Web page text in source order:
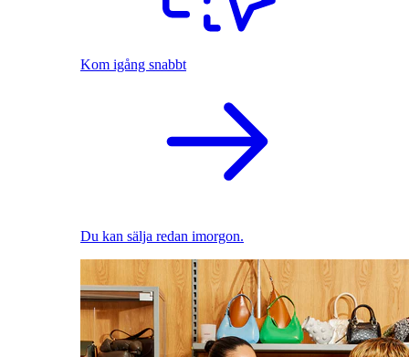
Kom igång snabbt
Du kan sälja redan imorgon.